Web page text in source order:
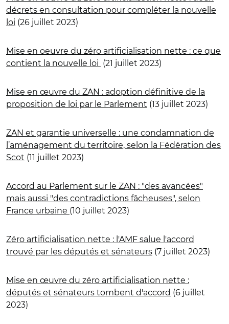
décrets en consultation pour compléter la nouvelle
loi (26 juillet 2023)
Mise en oeuvre du zéro artificialisation nette : ce que
contient la nouvelle loi (21 juillet 2023)
Mise en œuvre du ZAN : adoption définitive de la
proposition de loi par le Parlement (13 juillet 2023)
ZAN et garantie universelle : une condamnation de
l’aménagement du territoire, selon la Fédération des
Scot (11 juillet 2023)
Accord au Parlement sur le ZAN : "des avancées"
mais aussi "des contradictions fâcheuses", selon
France urbaine (10 juillet 2023)
Zéro artificialisation nette : l'AMF salue l'accord
trouvé par les députés et sénateurs (7 juillet 2023)
Mise en œuvre du zéro artificialisation nette :
députés et sénateurs tombent d'accord (6 juillet
2023)